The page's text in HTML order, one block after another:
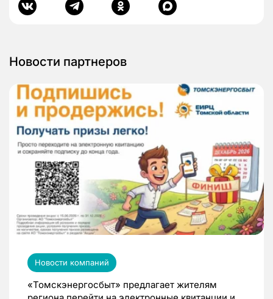
Новости партнеров
Новости компаний
«Томскэнергосбыт» предлагает жителям